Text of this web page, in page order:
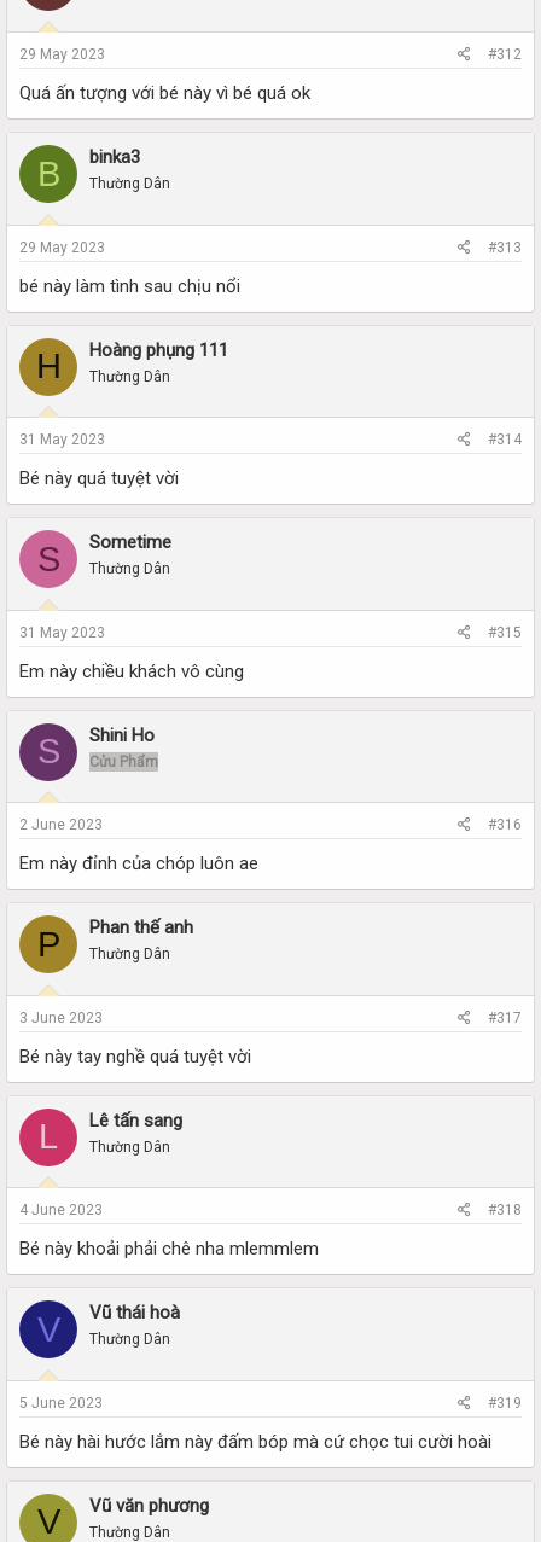
29 May 2023 #312
Quá ấn tượng với bé này vì bé quá ok
B binka3
Thường Dân
29 May 2023 #313
bé này làm tình sau chịu nổi
H Hoàng phụng 111
Thường Dân
31 May 2023 #314
Bé này quá tuyệt vời
S Sometime
Thường Dân
31 May 2023 #315
Em này chiều khách vô cùng
S Shini Ho
Cửu Phẩm
2 June 2023 #316
Em này đỉnh của chóp luôn ae
P Phan thế anh
Thường Dân
3 June 2023 #317
Bé này tay nghề quá tuyệt vời
L Lê tấn sang
Thường Dân
4 June 2023 #318
Bé này khoải phải chê nha mlemmlem
V Vũ thái hoà
Thường Dân
5 June 2023 #319
Bé này hài hước lắm này đấm bóp mà cứ chọc tui cười hoài
V Vũ văn phương
Thường Dân